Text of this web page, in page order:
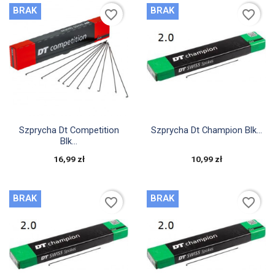
Szybki podgląd
Szprycha Dt Competition
Blk...
16,99 zł
BRAK favorite_border
Szybki podgląd
Szprycha Dt Champion Blk...
10,99 zł
BRAK favorite_border
BRAK favorite_border BRAK favorite_border